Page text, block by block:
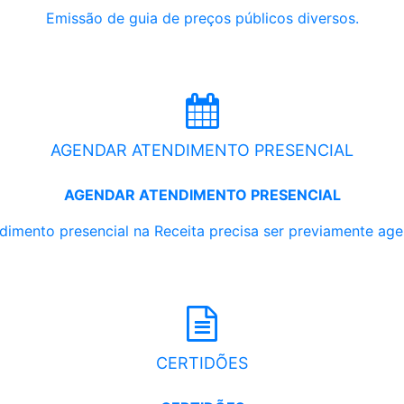
Emissão de guia de preços públicos diversos.
AGENDAR ATENDIMENTO PRESENCIAL
AGENDAR ATENDIMENTO PRESENCIAL
presencial na Receita precisa ser previamente
CERTIDÕES